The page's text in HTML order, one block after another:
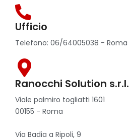
Ufficio
Telefono: 06/64005038 - Roma
Ranocchi Solution s.r.l.
Viale palmiro togliatti 1601
00155 - Roma
Via Badia a Ripoli, 9